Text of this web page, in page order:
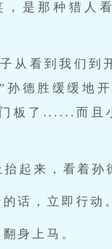
是那种猎人
从看到我们
德胜缓缓地
板了......而且
起来，看着孙
话，立即行动
身上马。